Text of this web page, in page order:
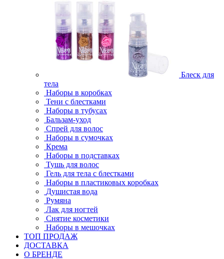
Блеск для
тела
Наборы в коробках
Тени с блестками
Наборы в тубусах
Бальзам-уход
Спрей для волос
Наборы в сумочках
Крема
Наборы в подставках
Тушь для волос
Гель для тела с блестками
Наборы в пластиковых коробках
Душистая вода
Румяна
Лак для ногтей
Снятие косметики
Наборы в мешочках
ТОП ПРОДАЖ
ДОСТАВКА
О БРЕНДЕ